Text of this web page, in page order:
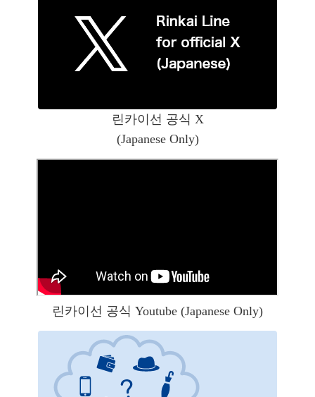
린카이선 공식 X
(Japanese Only)
린카이선 공식 Youtube (Japanese Only)